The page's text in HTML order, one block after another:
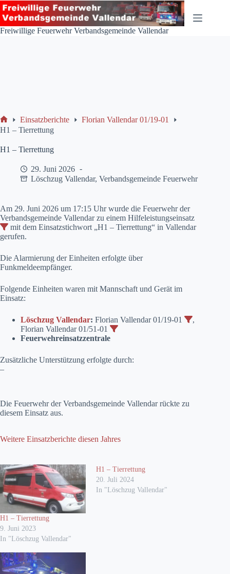
Zum
Inhalt
springen
Freiwillige Feuerwehr Verbandsgemeinde Vallendar
Start
Einsatzberichte
Florian Vallendar 01/19-01
H1 – Tierrettung
H1 – Tierrettung
29. Juni 2026
Löschzug Vallendar, Verbandsgemeinde Feuerwehr
Am 29. Juni 2026 um 17:15 Uhr wurde die Feuerwehr der
Verbandsgemeinde Vallendar zu einem Hilfeleistungseinsatz
mit dem Einsatzstichwort „H1 – Tierrettung“ in Vallendar
gerufen.
Die Alarmierung der Einheiten erfolgte über
Funkmeldeempfänger.
Folgende Einheiten waren mit Mannschaft und Gerät im
Einsatz:
Löschzug Vallendar: Florian Vallendar 01/19-01
,
Florian Vallendar 01/51-01
Feuerwehreinsatzzentrale
Zusätzliche Unterstützung erfolgte durch:
–
Die Feuerwehr der Verbandsgemeinde Vallendar rückte zu
diesem Einsatz aus.
Weitere Einsatzberichte diesen Jahres
H1 – Tierrettung
9. Juni 2023
In "Löschzug Vallendar"
H1 – Tierrettung
20. Juli 2024
In "Löschzug Vallendar"